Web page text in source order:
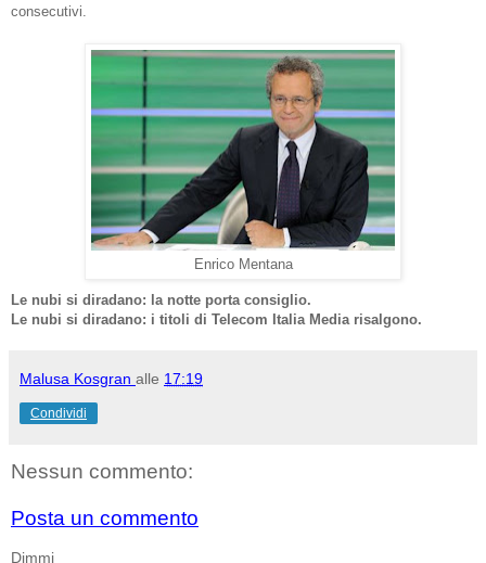
consecutivi.
Enrico Mentana
Le nubi si diradano: la notte porta consiglio.
Le nubi si diradano: i titoli di Telecom Italia Media risalgono.
Malusa Kosgran alle 17:19
Condividi
Nessun commento:
Posta un commento
Dimmi